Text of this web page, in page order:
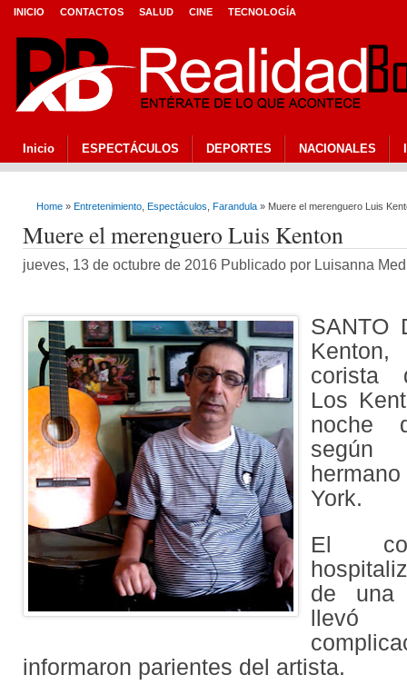
INICIO CONTACTOS SALUD CINE TECNOLOGÍA
Inicio ESPECTÁCULOS DEPORTES NACIONALES
Home » Entretenimiento Espectáculos Farandula » Muere el merenguero Luis
Muere el merenguero Luis Kenton
jueves, 13 de octubre de 2016 Publicado por Luisanna
SANTO
corista
Los
noche
York.
El
de una
informaron parientes del artista.